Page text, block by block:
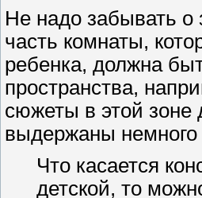
Не надо забывать о
часть комнаты,
ребенка, должна
пространства,
сюжеты в этой зоне
выдержаны немного
Что касается
детской, то